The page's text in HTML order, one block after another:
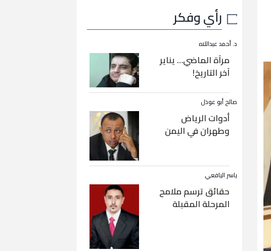
رأي وفكر
د. أحمد عبداللاه
مرآة الماضي… يناير
آخر التاريخ!
صالح أبو عوذل
أدوات الرياض
وطهران في اليمن
ياسر اليافعي
حقائق ترسم ملامح
المرحلة المقبلة